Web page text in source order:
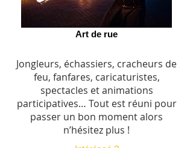
Art de rue
Jongleurs, échassiers, cracheurs de
feu, fanfares, caricaturistes,
spectacles et animations
participatives… Tout est réuni pour
passer un bon moment alors
n’hésitez plus !